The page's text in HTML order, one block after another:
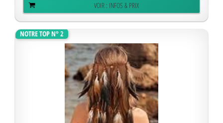
VOIR : INFOS & PRIX
NOTRE TOP N° 2